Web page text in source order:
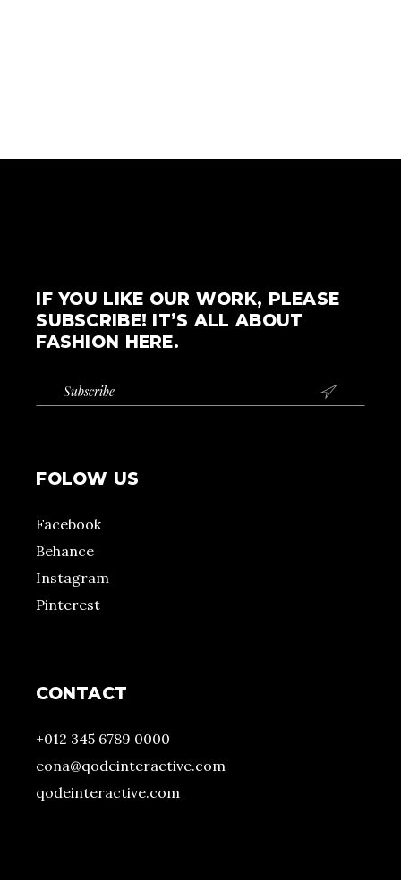
IF YOU LIKE OUR WORK, PLEASE
SUBSCRIBE! IT’S ALL ABOUT
FASHION HERE.

FOLOW US
Facebook
Behance
Instagram
Pinterest
CONTACT
+012 345 6789 0000
eona@qodeinteractive.com
qodeinteractive.com